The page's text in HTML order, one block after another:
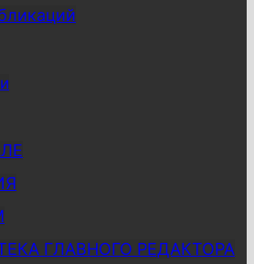
ГЛАВНОГО РЕДАКТОРА